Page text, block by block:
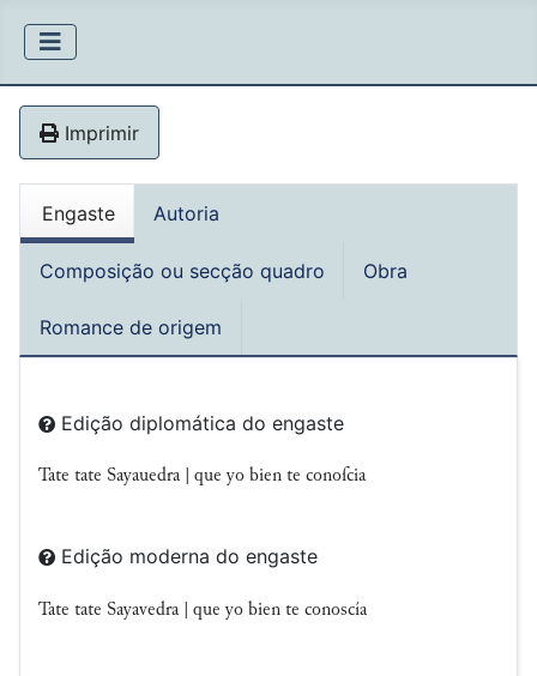
Imprimir
Engaste Autoria
Composição ou secção quadro Obra
Romance de origem
Edição diplomática do engaste
Tate tate Sayauedra | que yo bien te conoſcia
Edição moderna do engaste
Tate tate Sayavedra | que yo bien te conoscía